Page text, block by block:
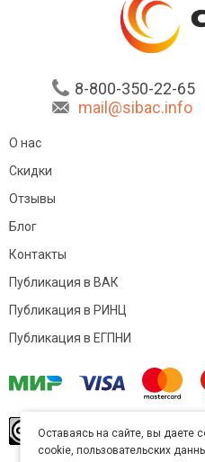
8-800-350-22-65
mail@sibac.info
О нас
Скидки
Отзывы
Блог
Контакты
Публикация в ВАК
Публикация в РИНЦ
Публикация в ЕГПНИ
Commons
Оставаясь на сайте, вы даете
cookie, пользовательских